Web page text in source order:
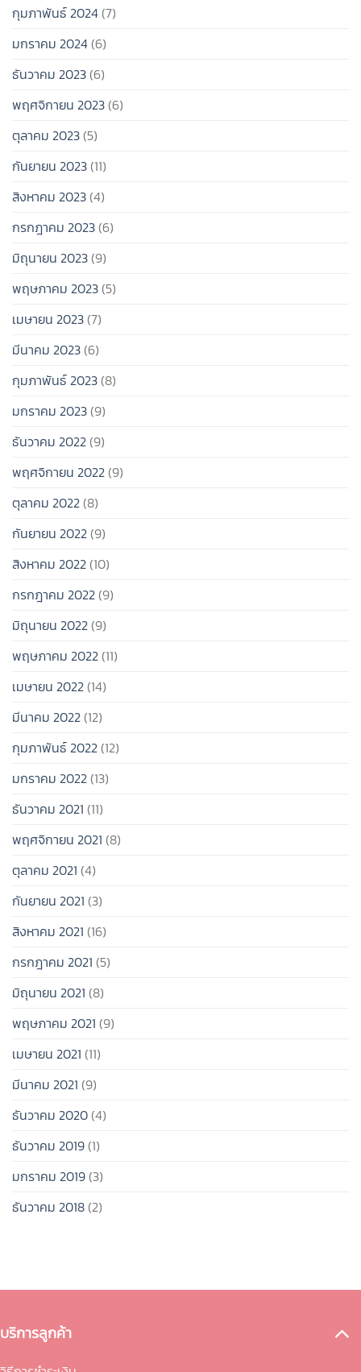
กุมภาพันธ์ 2024(7)
มกราคม 2024(6)
ธันวาคม 2023(6)
พฤศจิกายน 2023(6)
ตุลาคม 2023(5)
กันยายน 2023(11)
สิงหาคม 2023(4)
กรกฎาคม 2023(6)
มิถุนายน 2023(9)
พฤษภาคม 2023(5)
เมษายน 2023(7)
มีนาคม 2023(6)
กุมภาพันธ์ 2023(8)
มกราคม 2023(9)
ธันวาคม 2022(9)
พฤศจิกายน 2022(9)
ตุลาคม 2022(8)
กันยายน 2022(9)
สิงหาคม 2022(10)
กรกฎาคม 2022(9)
มิถุนายน 2022(9)
พฤษภาคม 2022(11)
เมษายน 2022(14)
มีนาคม 2022(12)
กุมภาพันธ์ 2022(12)
มกราคม 2022(13)
ธันวาคม 2021 (11)
พฤศจิกายน 2021 (8)
ตุลาคม 2021 (4)
กันยายน 2021 (3)
สิงหาคม 2021 (16)
กรกฎาคม 2021 (5)
มิถุนายน 2021 (8)
พฤษภาคม 2021 (9)
เมษายน 2021 (11)
มีนาคม 2021 (9)
ธันวาคม 2020(4)
ธันวาคม 2019(1)
มกราคม 2019(3)
ธันวาคม 2018(2)
บริการลูกค้า